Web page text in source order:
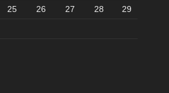
25 26 27 28 29